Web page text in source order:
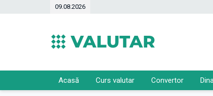
09.08.2026
Acasă Curs valutar Convertor